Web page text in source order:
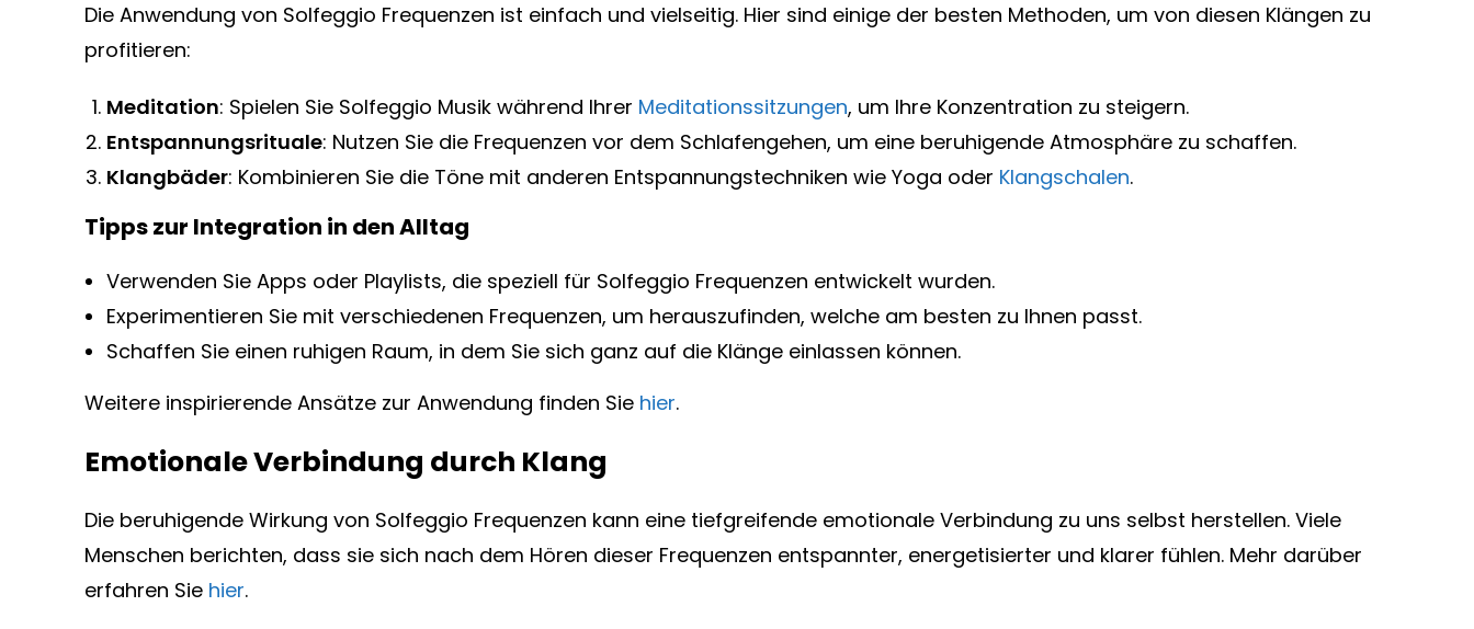
Die Anwendung von Solfeggio Frequenzen ist einfach und vielseitig. Hier sind einige der besten Methoden, um von diesen Klängen zu
profitieren:
Meditation: Spielen Sie Solfeggio Musik während Ihrer Meditationssitzungen, um Ihre Konzentration zu steigern.
Entspannungsrituale: Nutzen Sie die Frequenzen vor dem Schlafengehen, um eine beruhigende Atmosphäre zu schaffen.
Klangbäder: Kombinieren Sie die Töne mit anderen Entspannungstechniken wie Yoga oder Klangschalen.
Tipps zur Integration in den Alltag
Verwenden Sie Apps oder Playlists, die speziell für Solfeggio Frequenzen entwickelt wurden.
Experimentieren Sie mit verschiedenen Frequenzen, um herauszufinden, welche am besten zu Ihnen passt.
Schaffen Sie einen ruhigen Raum, in dem Sie sich ganz auf die Klänge einlassen können.
Weitere inspirierende Ansätze zur Anwendung finden Sie hier.
Emotionale Verbindung durch Klang
Die beruhigende Wirkung von Solfeggio Frequenzen kann eine tiefgreifende emotionale Verbindung zu uns selbst herstellen. Viele
Menschen berichten, dass sie sich nach dem Hören dieser Frequenzen entspannter, energetisierter und klarer fühlen. Mehr darüber
erfahren Sie hier.